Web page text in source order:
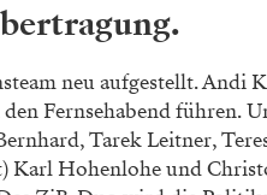
neu aufgestellt. Andi
Fernsehabend führen.
Tarek Leitner,
Karl Hohenlohe und